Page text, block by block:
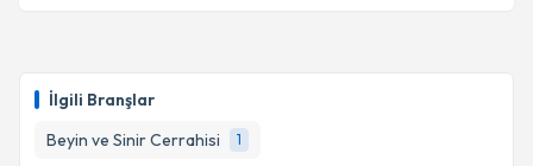
İlgili Branşlar
Beyin ve Sinir Cerrahisi
1